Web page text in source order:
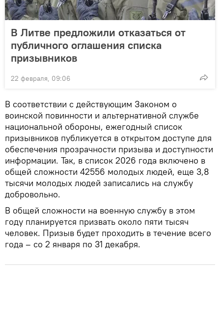
В Литве предложили отказаться от
публичного оглашения списка
призывников
22 февраля, 09:06
В соответствии с действующим Законом о
воинской повинности и альтернативной службе
национальной обороны, ежегодный список
призывников публикуется в открытом доступе для
обеспечения прозрачности призыва и доступности
информации. Так, в список 2026 года включено в
общей сложности 42556 молодых людей, еще 3,8
тысячи молодых людей записались на службу
добровольно.
В общей сложности на военную службу в этом
году планируется призвать около пяти тысяч
человек. Призыв будет проходить в течение всего
года – со 2 января по 31 декабря.